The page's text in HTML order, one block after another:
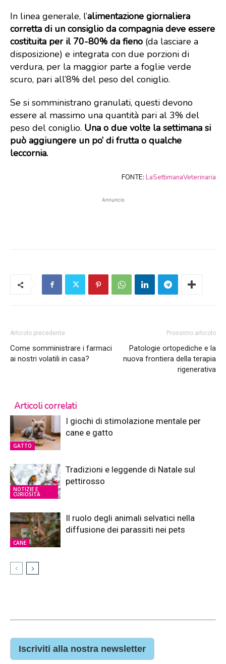
In linea generale, l’alimentazione giornaliera
corretta di un consiglio da compagnia deve essere
costituita per il 70-80% da fieno (da lasciare a
disposizione) e integrata con due porzioni di
verdura, per la maggior parte a foglie verde
scuro, pari all’8% del peso del coniglio.
Se si somministrano granulati, questi devono
essere al massimo una quantità pari al 3% del
peso del coniglio. Una o due volte la settimana si
può aggiungere un po’ di frutta o qualche
leccornia.
FONTE: LaSettimanaVeterinaria
Annuncio
Articolo precedente
Come somministrare i farmaci
ai nostri volatili in casa?
Prossimo articolo
Patologie ortopediche e la
nuova frontiera della terapia
rigenerativa
Articoli correlati
GATTO
I giochi di stimolazione mentale per
cane e gatto
NOTIZIE E
CURIOSITÀ
Tradizioni e leggende di Natale sul
pettirosso
CANE
Il ruolo degli animali selvatici nella
diffusione dei parassiti nei pets
Iscriviti alla nostra newsletter